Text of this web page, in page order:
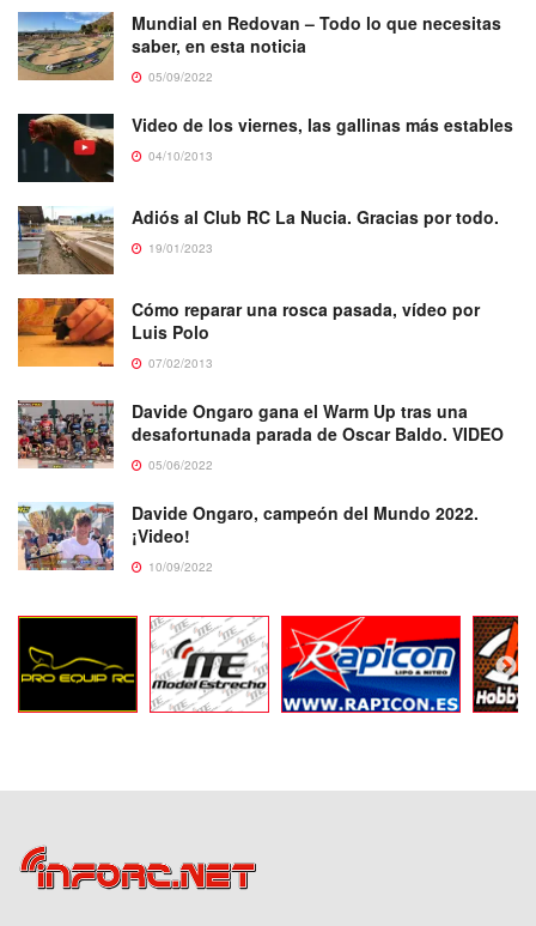
Mundial en Redovan – Todo lo que necesitas
saber, en esta noticia
05/09/2022
Video de los viernes, las gallinas más estables
04/10/2013
Adiós al Club RC La Nucia. Gracias por todo.
19/01/2023
Cómo reparar una rosca pasada, vídeo por
Luis Polo
07/02/2013
Davide Ongaro gana el Warm Up tras una
desafortunada parada de Oscar Baldo. VIDEO
05/06/2022
Davide Ongaro, campeón del Mundo 2022.
¡Video!
10/09/2022